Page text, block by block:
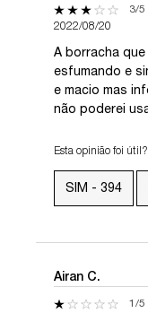
3 out of 5 stars. 3/5
2022/08/20
A borracha
esfumando e
e macio mas
não poderei
Esta opinião foi útil?
SIM - 394
Airan C.
1 out of 5 stars. 1/5